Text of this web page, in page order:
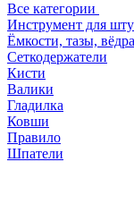
Все категории
Инструмент для
Ёмкости, тазы, вёдра
Сеткодержатели
Кисти
Валики
Гладилка
Ковши
Правило
Шпатели